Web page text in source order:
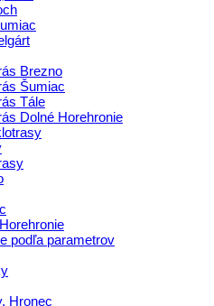
Brezno
Šumiac
Tále
Dolné Horehronie
podľa parametrov
Hronec